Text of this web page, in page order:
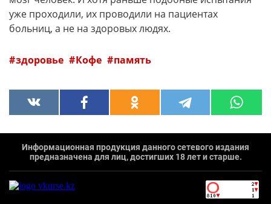
уже проходили, их проводили на пациентах
больниц, а не на здоровых людях.
здоровье Кофе память
Информационная продукция данного сетевого издания
предназначена для лиц, достигших 18 лет и старше.